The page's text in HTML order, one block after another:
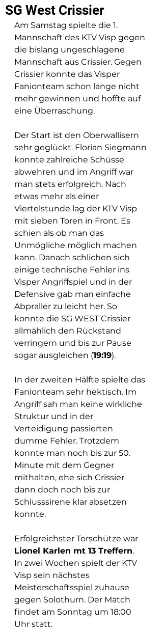
SG West Crissier
Am Samstag spielte die 1.
Mannschaft des KTV Visp gegen
die bislang ungeschlagene
Mannschaft aus Crissier. Gegen
Crissier konnte das Visper
Fanionteam schon lange nicht
mehr gewinnen und hoffte auf
eine Überraschung.
Der Start ist den Oberwallisern
sehr geglückt. Florian Siegmann
konnte zahlreiche Schüsse
abwehren und im Angriff war
man stets erfolgreich. Nach
etwas mehr als einer
Viertelstunde lag der KTV Visp
mit sieben Toren in Front. Es
schien als ob man das
Unmögliche möglich machen
kann. Danach schlichen sich
einige technische Fehler ins
Visper Angriffspiel und in der
Defensive gab man einfache
Abpraller zu leicht her. So
konnte die SG WEST Crissier
allmählich den Rückstand
verringern und bis zur Pause
sogar ausgleichen (19:19).
In der zweiten Hälfte spielte das
Fanionteam sehr hektisch. Im
Angriff sah man keine wirkliche
Struktur und in der
Verteidigung passierten
dumme Fehler. Trotzdem
konnte man noch bis zur 50.
Minute mit dem Gegner
mithalten, ehe sich Crissier
dann doch noch bis zur
Schlusssirene klar absetzen
konnte.
Erfolgreichster Torschütze war
Lionel Karlen mt 13 Treffern.
In zwei Wochen spielt der KTV
Visp sein nächstes
Meisterschaftsspiel zuhause
gegen Solothurn. Der Match
findet am Sonntag um 18:00
Uhr statt.